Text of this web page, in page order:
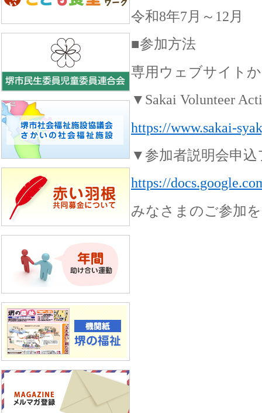
令和8年7月～12月
■参加方法
専用ウェブサイト
▼Sakai Volunteer
https://www.sakai-
▼参加者説明会申込
https://
みなさまのご参加